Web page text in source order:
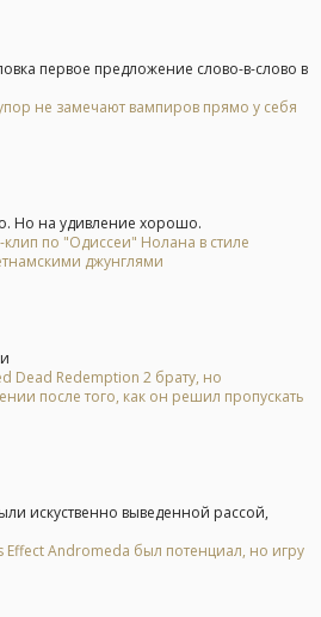
первое предложение слово-в-слово в
не замечают вампиров прямо у себя
Но на удивление хорошо.
по "Одиссеи" Нолана в стиле
джунглями
Dead Redemption 2 брату, но
после того, как он решил пропускать
искуственно выведенной рассой,
Effect Andromeda был потенциал, но игру